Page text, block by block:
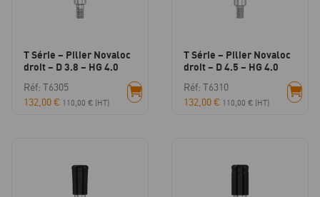
T Série – Pilier Novaloc
droit – D 3.8 – HG 4.0
Réf: T6305
132,00€ 110,00 € (HT)
T Série – Pilier Novaloc
droit – D 4.5 – HG 4.0
Réf: T6310
132,00€ 110,00 € (HT)